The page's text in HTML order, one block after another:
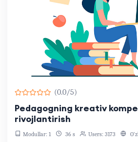
(0.0/5)
Pedagogning kreativ
rivojlantirish
Modullar: 1 36 s Users: 3173